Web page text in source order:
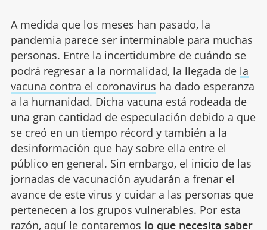
A medida que los meses han pasado, la
pandemia parece ser interminable para muchas
personas. Entre la incertidumbre de cuándo se
podrá regresar a la normalidad, la llegada de la
vacuna contra el coronavirus ha dado esperanza
a la humanidad. Dicha vacuna está rodeada de
una gran cantidad de especulación debido a que
se creó en un tiempo récord y también a la
desinformación que hay sobre ella entre el
público en general. Sin embargo, el inicio de las
jornadas de vacunación ayudarán a frenar el
avance de este virus y cuidar a las personas que
pertenecen a los grupos vulnerables. Por esta
razón, aquí le contaremos lo que necesita saber